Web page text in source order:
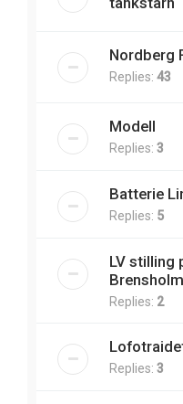
Nordberg
Replies: 43
Modell
Replies: 3
Batterie
Replies: 5
LV stilling
Replies: 2
Replies: 3